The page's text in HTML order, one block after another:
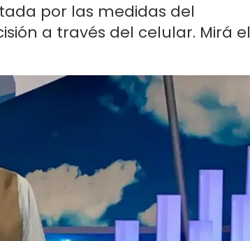
por las medidas del
a través del celular. Mirá el